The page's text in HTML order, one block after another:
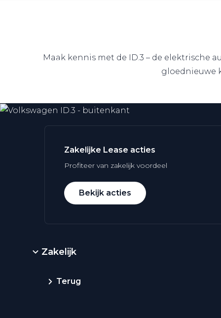
Berijdersinfo
Zakelijke Lease acties
Profiteer van zakelijk voordeel
Bekijk acties
Zakelijk
Terug
Maak kennis met de ID.3 – de elektrische
gloednieuwe